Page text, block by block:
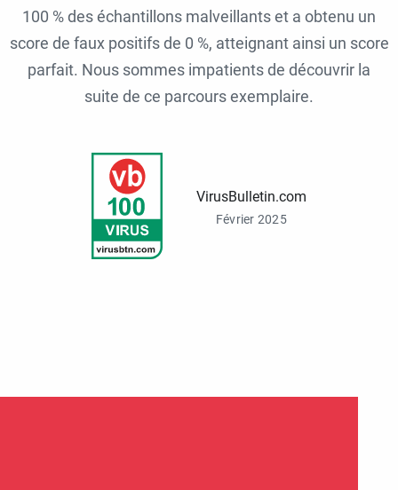
100 % des échantillons malveillants et a obtenu un
score de faux positifs de 0 %, atteignant ainsi un score
parfait. Nous sommes impatients de découvrir la
suite de ce parcours exemplaire.
VirusBulletin.com
Février 2025